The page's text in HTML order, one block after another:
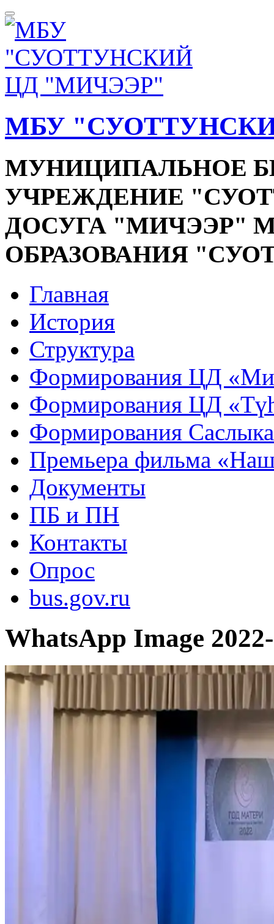
МБУ
МУНИЦИПАЛЬНОЕ
УЧРЕЖДЕНИЕ
ДОСУГА "МИЧЭЭР"
ОБРАЗОВАНИЯ
Главная
История
Структура
Формирования ЦД
Формирования ЦД
Формирования
Премьера фильма
Документы
ПБ и ПН
Контакты
Опрос
bus.gov.ru
WhatsApp Image